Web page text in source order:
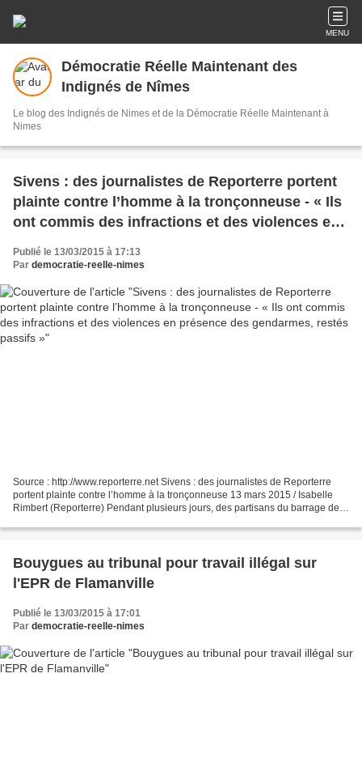
MENU
Démocratie Réelle Maintenant des
Indignés de Nîmes
Le blog des Indignés de Nimes et de la Démocratie Réelle Maintenant à
Nimes
Sivens : des journalistes de Reporterre portent
plainte contre l’homme à la tronçonneuse - « Ils
ont commis des infractions et des violences en
présence des gendarmes, restés passifs »
Publié le 13/03/2015 à 17:13
Par democratie-reelle-nimes
Source : http://www.reporterre.net Sivens : des journalistes de Reporterre
portent plainte contre l’homme à la tronçonneuse 13 mars 2015 / Isabelle
Rimbert (Reporterre) Pendant plusieurs jours, des partisans du barrage de
Bouygues au tribunal pour travail illégal sur
l'EPR de Flamanville
Publié le 13/03/2015 à 17:01
Par democratie-reelle-nimes